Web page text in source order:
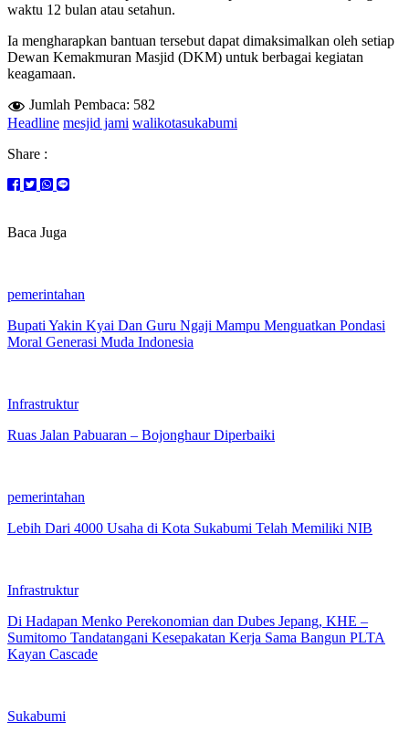
waktu 12 bulan atau setahun.
Ia mengharapkan bantuan tersebut dapat dimaksimalkan oleh setiap
Dewan Kemakmuran Masjid (DKM) untuk berbagai kegiatan
keagamaan.
Jumlah Pembaca: 582
Headline mesjid jami walikotasukabumi
Share :
Baca Juga
pemerintahan
Bupati Yakin Kyai Dan Guru Ngaji Mampu Menguatkan Pondasi
Moral Generasi Muda Indonesia
Infrastruktur
Ruas Jalan Pabuaran – Bojonghaur Diperbaiki
pemerintahan
Lebih Dari 4000 Usaha di Kota Sukabumi Telah Memiliki NIB
Infrastruktur
Di Hadapan Menko Perekonomian dan Dubes Jepang, KHE –
Sumitomo Tandatangani Kesepakatan Kerja Sama Bangun PLTA
Kayan Cascade
Sukabumi